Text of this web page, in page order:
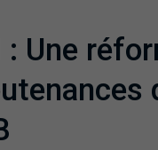
: Une